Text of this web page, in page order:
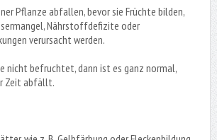
Pflanze abfallen, bevor sie Früchte bilden,
Nährstoffdefizite oder
verursacht werden.
nicht befruchtet, dann ist es ganz normal,
Zeit abfällt.